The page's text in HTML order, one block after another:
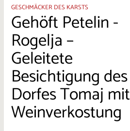
GESCHMÄCKER DES KARSTS
Gehöft Petelin -
Rogelja –
Geleitete
Besichtigung des
Dorfes Tomaj mit
Weinverkostung